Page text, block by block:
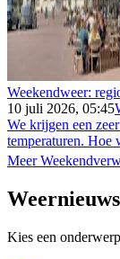
Weekendweer:
10 juli 2026, 05:45
We krijgen een
temperaturen. Hoe
Meer
Kies een